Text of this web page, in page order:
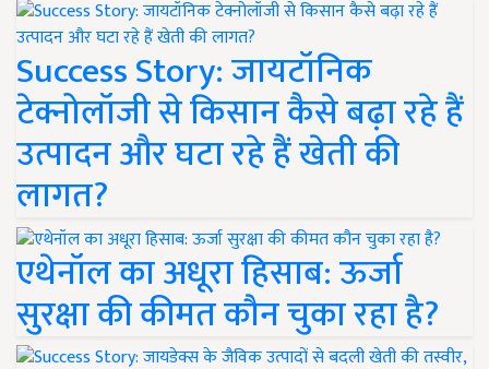
Success Story: जायटॉनिक
टेक्नोलॉजी से किसान कैसे बढ़ा रहे हैं
उत्पादन और घटा रहे हैं खेती की
लागत?
एथेनॉल का अधूरा हिसाब: ऊर्जा
सुरक्षा की कीमत कौन चुका रहा है?